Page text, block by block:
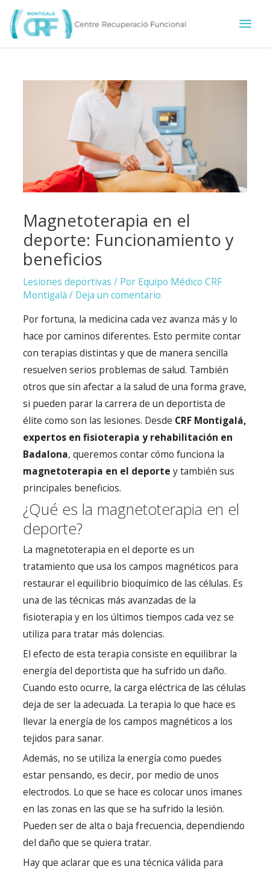
contenido
Magnetoterapia en el
deporte: Funcionamiento y
beneficios
Lesiones deportivas / Por Equipo Médico CRF
Montigalà/ Deja un comentario
Por fortuna, la medicina cada vez avanza más y lo
hace por caminos diferentes. Esto permite contar
con terapias distintas y que de manera sencilla
resuelven serios problemas de salud. También
otros que sin afectar a la salud de una forma grave,
si pueden parar la carrera de un deportista de
élite como son las lesiones. Desde CRF Montigalá,
expertos en fisioterapia y rehabilitación en
Badalona, queremos contar cómo funciona la
magnetoterapia en el deporte y también sus
principales beneficios.
¿Qué es la magnetoterapia en el
deporte?
La magnetoterapia en el deporte es un
tratamiento que usa los campos magnéticos para
restaurar el equilibrio bioquímico de las células. Es
una de las técnicas más avanzadas de la
fisioterapia y en los últimos tiempos cada vez se
utiliza para tratar más dolencias.
El efecto de esta terapia consiste en equilibrar la
energía del deportista que ha sufrido un daño.
Cuando esto ocurre, la carga eléctrica de las células
deja de ser la adecuada. La terapia lo que hace es
llevar la energía de los campos magnéticos a los
tejidos para sanar.
Además, no se utiliza la energía como puedes
estar pensando, es decir, por medio de unos
electrodos. Lo que se hace es colocar unos imanes
en las zonas en las que se ha sufrido la lesión.
Pueden ser de alta o baja frecuencia, dependiendo
del daño que se quiera tratar.
Hay que aclarar que es una técnica válida para